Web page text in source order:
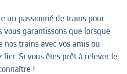
un passionné de trains pour
garantissons que lorsque
trains avec vos amis ou
Si vous êtes prêt à relever le
!